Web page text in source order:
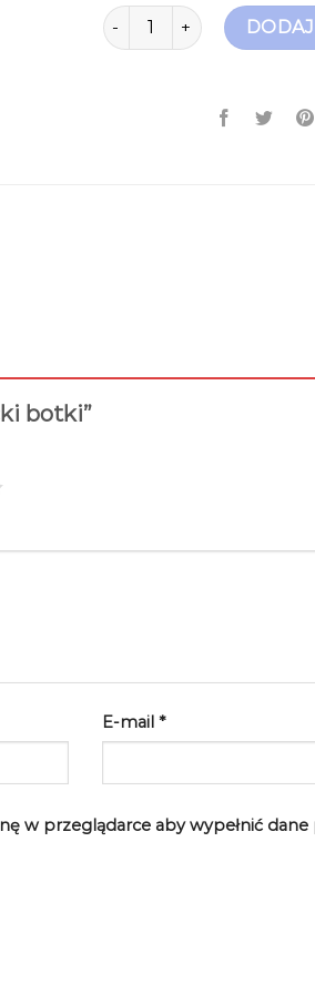
ilość lasocki botki
botki”
E-mail*
w przeglądarce aby wypełnić dane